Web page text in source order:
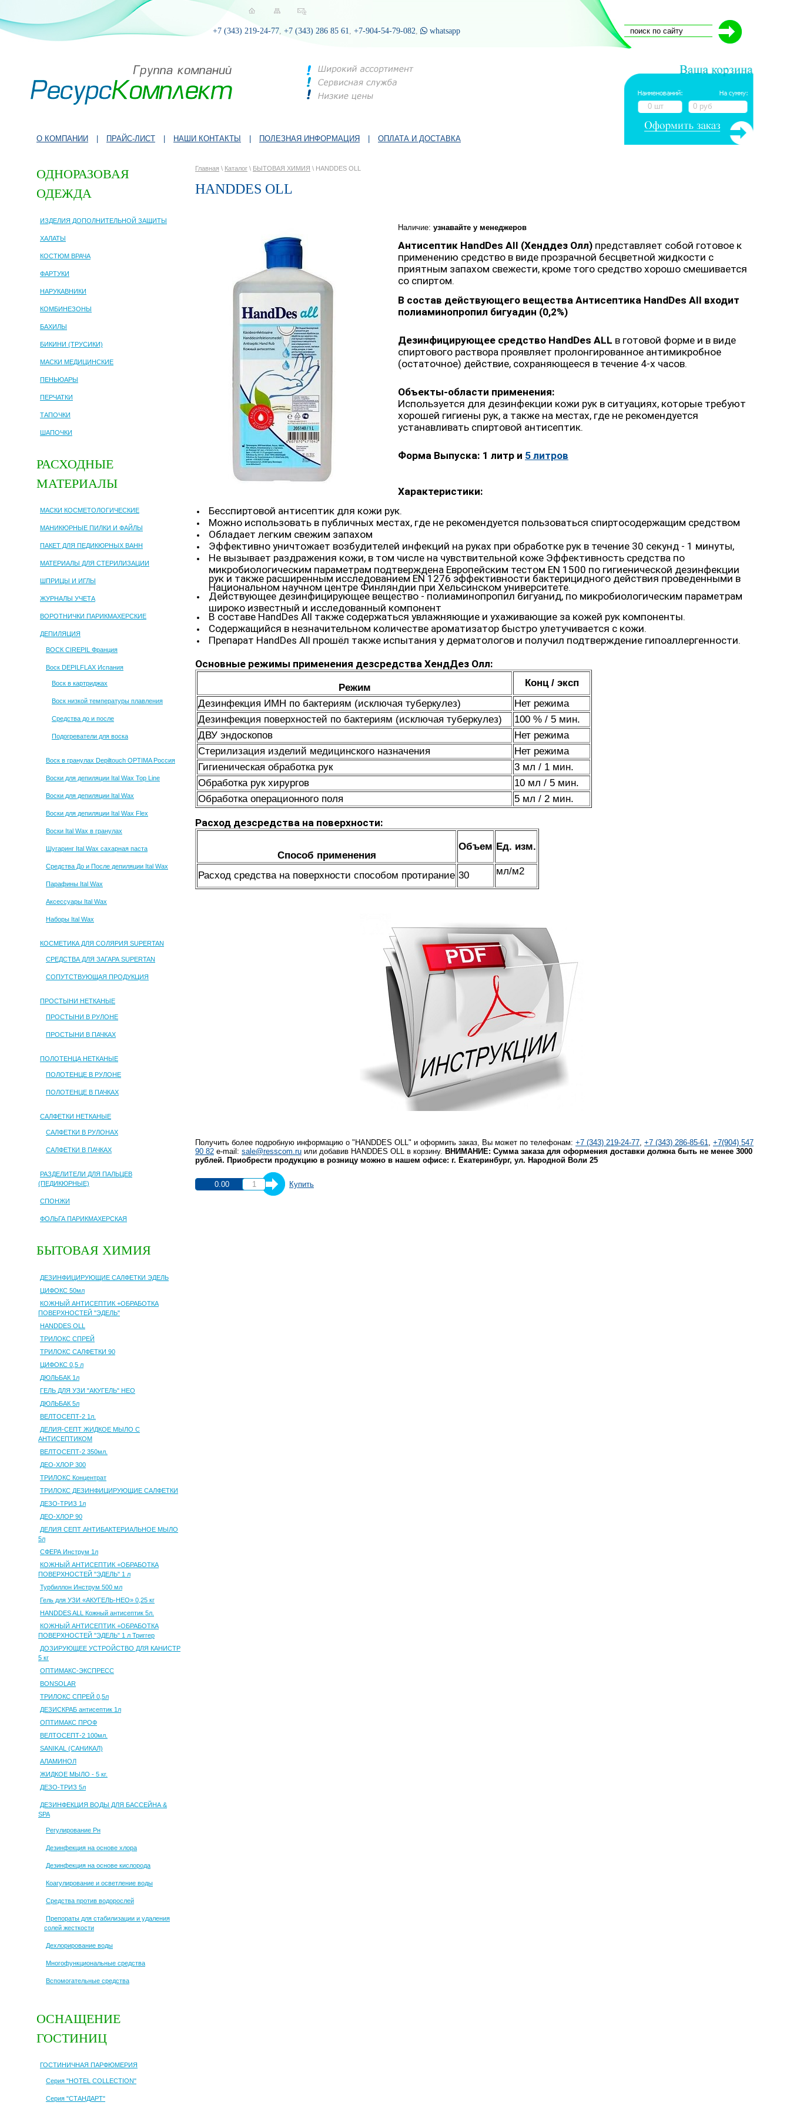
+7 (343) 219-24-77, +7 (343) 286 85 61, +7-904-54-79-082, whatsapp
0 шт 0 руб
О КОМПАНИИ ПРАЙС-ЛИСТ НАШИ КОНТАКТЫ ПОЛЕЗНАЯ ИНФОРМАЦИЯ ОПЛАТА И ДОСТАВКА
ОДНОРАЗОВАЯ
ОДЕЖДА
ИЗДЕЛИЯ ДОПОЛНИТЕЛЬНОЙ ЗАЩИТЫ
ХАЛАТЫ
КОСТЮМ ВРАЧА
ФАРТУКИ
НАРУКАВНИКИ
КОМБИНЕЗОНЫ
БАХИЛЫ
БИКИНИ (ТРУСИКИ)
МАСКИ МЕДИЦИНСКИЕ
ПЕНЬЮАРЫ
ПЕРЧАТКИ
ТАПОЧКИ
ШАПОЧКИ
РАСХОДНЫЕ
МАТЕРИАЛЫ
МАСКИ КОСМЕТОЛОГИЧЕСКИЕ
МАНИКЮРНЫЕ ПИЛКИ И ФАЙЛЫ
ПАКЕТ ДЛЯ ПЕДИКЮРНЫХ ВАНН
МАТЕРИАЛЫ ДЛЯ СТЕРИЛИЗАЦИИ
ШПРИЦЫ И ИГЛЫ
ЖУРНАЛЫ УЧЕТА
ВОРОТНИЧКИ ПАРИКМАХЕРСКИЕ
ДЕПИЛЯЦИЯ
ВОСК CIREPIL Франция
Воск DEPILFLAX Испания
Воск в картриджах
Воск низкой температуры плавления
Средства до и после
Подогреватели для воска
Воск в гранулах Depiltouch OPTIMA Россия
Воски для депиляции Ital Wax Top Line
Воски для депиляции Ital Wax
Воски для депиляции Ital Wax Flex
Воски Ital Wax в гранулах
Шугаринг Ital Wax сахарная паста
Средства До и После депиляции Ital Wax
Парафины Ital Wax
Аксессуары Ital Wax
Наборы Ital Wax
КОСМЕТИКА ДЛЯ СОЛЯРИЯ SUPERTAN
СРЕДСТВА ДЛЯ ЗАГАРА SUPERTAN
СОПУТСТВУЮЩАЯ ПРОДУКЦИЯ
ПРОСТЫНИ НЕТКАНЫЕ
ПРОСТЫНИ В РУЛОНЕ
ПРОСТЫНИ В ПАЧКАХ
ПОЛОТЕНЦА НЕТКАНЫЕ
ПОЛОТЕНЦЕ В РУЛОНЕ
ПОЛОТЕНЦЕ В ПАЧКАХ
САЛФЕТКИ НЕТКАНЫЕ
САЛФЕТКИ В РУЛОНАХ
САЛФЕТКИ В ПАЧКАХ
РАЗДЕЛИТЕЛИ ДЛЯ ПАЛЬЦЕВ
(ПЕДИКЮРНЫЕ)
СПОНЖИ
ФОЛЬГА ПАРИКМАХЕРСКАЯ
БЫТОВАЯ ХИМИЯ
ДЕЗИНФИЦИРУЮЩИЕ САЛФЕТКИ ЭДЕЛЬ
ЦИФОКС 50мл
КОЖНЫЙ АНТИСЕПТИК +ОБРАБОТКА
ПОВЕРХНОСТЕЙ "ЭДЕЛЬ"
HANDDES OLL
ТРИЛОКС СПРЕЙ
ТРИЛОКС САЛФЕТКИ 90
ЦИФОКС 0,5 л
ДЮЛЬБАК 1л
ГЕЛЬ ДЛЯ УЗИ "АКУГЕЛЬ" НЕО
ДЮЛЬБАК 5л
ВЕЛТОСЕПТ-2 1л.
ДЕЛИЯ-СЕПТ ЖИДКОЕ МЫЛО С
АНТИСЕПТИКОМ
ВЕЛТОСЕПТ-2 350мл.
ДЕО-ХЛОР 300
ТРИЛОКС Концентрат
ТРИЛОКС ДЕЗИНФИЦИРУЮЩИЕ САЛФЕТКИ
ДЕЗО-ТРИЗ 1л
ДЕО-ХЛОР 90
ДЕЛИЯ СЕПТ АНТИБАКТЕРИАЛЬНОЕ МЫЛО
5л
СФЕРА Инструм 1л
КОЖНЫЙ АНТИСЕПТИК +ОБРАБОТКА
ПОВЕРХНОСТЕЙ "ЭДЕЛЬ" 1 л
Турбиллон Инструм 500 мл
Гель для УЗИ «АКУГЕЛЬ-НЕО» 0,25 кг
HANDDES ALL Кожный антисептик 5л.
КОЖНЫЙ АНТИСЕПТИК +ОБРАБОТКА
ПОВЕРХНОСТЕЙ "ЭДЕЛЬ" 1 л Триггер
ДОЗИРУЮЩЕЕ УСТРОЙСТВО ДЛЯ КАНИСТР
5 кг
ОПТИМАКС-ЭКСПРЕСС
BONSOLAR
ТРИЛОКС СПРЕЙ 0,5л
ДЕЗИСКРАБ антисептик 1л
ОПТИМАКС ПРОФ
ВЕЛТОСЕПТ-2 100мл.
SANIKAL (САНИКАЛ)
АЛАМИНОЛ
ЖИДКОЕ МЫЛО - 5 кг.
ДЕЗО-ТРИЗ 5л
ДЕЗИНФЕКЦИЯ ВОДЫ ДЛЯ БАССЕЙНА &
SPA
Регулирование Рн
Дезинфекция на основе хлора
Дезинфекция на основе кислорода
Коагулирование и осветление воды
Средства против водорослей
Препораты для стабилизации и удаления
солей жесткости
Дехлорирование воды
Многофункциональные средства
Вспомогательные средства
ОСНАЩЕНИЕ
ГОСТИНИЦ
ГОСТИНИЧНАЯ ПАРФЮМЕРИЯ
Серия "HOTEL COLLECTION"
Серия "СТАНДАРТ"
Главная \ Каталог \ БЫТОВАЯ ХИМИЯ \ HANDDES OLL
HANDDES OLL
Наличие: узнавайте у менеджеров
Антисептик HandDes All (Хенддез Олл) представляет собой готовое к
применению средство в виде прозрачной бесцветной жидкости с
приятным запахом свежести, кроме того средство хорошо смешивается
со спиртом.
В состав действующего вещества Антисептика HandDes All входит
полиаминопропил бигуадин (0,2%)
Дезинфицирующее средство HandDes ALL в готовой форме и в виде
спиртового раствора проявляет пролонгированное антимикробное
(остаточное) действие, сохраняющееся в течение 4-х часов.
Объекты-области применения:
Используется для дезинфекции кожи рук в ситуациях, которые требуют
хорошей гигиены рук, а также на местах, где не рекомендуется
устанавливать спиртовой антисептик.
Форма Выпуска: 1 литр и 5 литров
Характеристики:
Бесспиртовой антисептик для кожи рук.
Можно использовать в публичных местах, где не рекомендуется пользоваться спиртосодержащим средством
Обладает легким свежим запахом
Эффективно уничтожает возбудителей инфекций на руках при обработке рук в течение 30 секунд - 1 минуты,
Не вызывает раздражения кожи, в том числе на чувствительной коже Эффективность средства по
микробиологическим параметрам подтверждена Европейским тестом EN 1500 по гигиенической дезинфекции
рук и также расширенным исследованием EN 1276 эффективности бактерицидного действия проведенными в
Национальном научном центре Финляндии при Хельсинском университете.
Действующее дезинфицирующее вещество - полиаминопропил бигуанид, по микробиологическим параметрам
широко известный и исследованный компонент
В составе HandDes All также содержаться увлажняющие и ухаживающие за кожей рук компоненты.
Содержащийся в незначительном количестве ароматизатор быстро улетучивается с кожи.
Препарат HandDes All прошёл также испытания у дерматологов и получил подтверждение гипоаллергенности.
Основные режимы применения дезсредства ХендДез Олл:
Режим
Конц / эксп
Дезинфекция ИМН по бактериям (исключая туберкулез)
Нет режима
Дезинфекция поверхностей по бактериям (исключая туберкулез)
100 % / 5 мин.
ДВУ эндоскопов
Нет режима
Стерилизация изделий медицинского назначения
Нет режима
Гигиеническая обработка рук
3 мл / 1 мин.
Обработка рук хирургов
10 мл / 5 мин.
Обработка операционного поля
5 мл / 2 мин.
Расход дезсредства на поверхности:
Способ применения
Объем Ед. изм.
Расход средства на поверхности способом протирание 30 мл/м2
Получить более подробную информацию о "HANDDES OLL" и оформить заказ, Вы может по телефонам: +7 (343) 219-24-77, +7 (343) 286-85-61, +7(904) 547
90 82 e-mail: sale@resscom.ru или добавив HANDDES OLL в корзину. ВНИМАНИЕ: Сумма заказа для оформения доставки должна быть не менее 3000
рублей. Приобрести продукцию в розницу можно в нашем офисе: г. Екатеринбург, ул. Народной Воли 25
0.00 Купить